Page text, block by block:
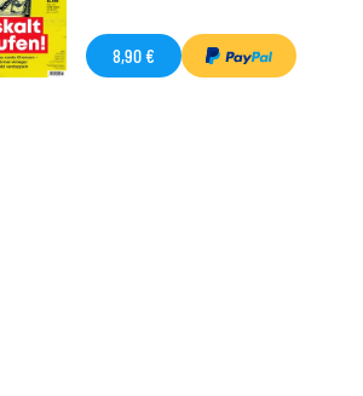
8,90 €